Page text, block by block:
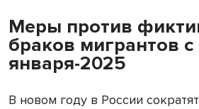
Меры против
браков мигрантов с
января-2025
В новом году в России